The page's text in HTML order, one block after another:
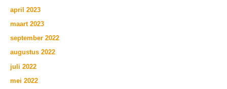
april 2023
maart 2023
september 2022
augustus 2022
juli 2022
mei 2022